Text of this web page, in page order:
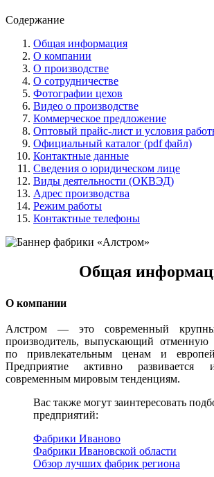
Содержание
Общая информация
О компании
О производстве
О сотрудничестве
Фотографии цехов
Видео о производстве
Коммерческое предложение
Оптовый прайс-лист и условия
Официальный каталог (pdf файл)
Контактные данные
Сведения о юридическом лице
Виды деятельности (ОКВЭД)
Адрес производства
Режим работы
Контактные телефоны
Общая
О компании
Алстром — это современный
производитель, выпускающий отменную
по привлекательным ценам и
Предприятие активно
современным мировым тенденциям.
Вас также могут заинтересовать
предприятий:
Фабрики Иваново
Фабрики Ивановской области
Обзор лучших фабрик региона